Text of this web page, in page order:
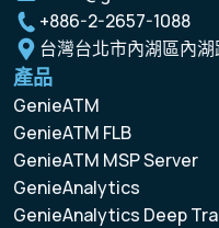
+886-2-2657-1088
台灣台北市內湖區內
產品
GenieATM
GenieATM FLB
GenieATM MSP Server
GenieAnalytics
GenieAnalytics Deep